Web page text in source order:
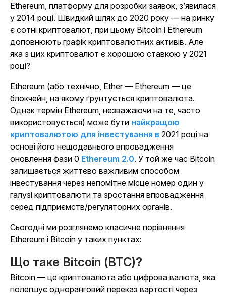
Ethereum, платформу для розробки заявок, з’явилася
у 2014 році. Швидкий шлях до 2020 року — на ринку
є сотні криптовалют, при цьому Bitcoin і Ethereum
доповнюють графік криптовалютних активів. Але
яка з цих криптовалют є хорошою ставкою у 2021
році?
Ethereum (або технічно, Ether — Ethereum — це
блокчейн, на якому ґрунтується криптовалюта.
Однак термін Ethereum, незважаючи на те, часто
використовується) може бути найкращою
криптовалютою для інвестування в 2021 році на
основі його нещодавнього впровадження
оновлення фази 0 Ethereum 2.0. У той же час Bitcoin
залишається життєво важливим способом
інвестування через непомітне місце номер один у
галузі криптовалюти та зростання впровадження
серед підприємств/регуляторних органів.
Сьогодні ми розглянемо класичне порівняння
Ethereum і Bitcoin у таких пунктах:
Що таке Bitcoin (BTC)?
Bitcoin — це криптовалюта або цифрова валюта, яка
полегшує одноранговий переказ вартості через